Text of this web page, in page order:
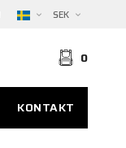
SEK
0
KONTAKT